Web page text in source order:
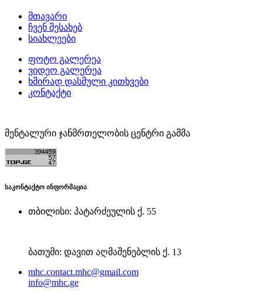
მთავარი
ჩვენ შესახებ
სიახლეები
ფოტო გალერეა
ვიდეო გალერეა
ხშირად დასმული კითხვები
კონტაქტი
მენტალური ჯანმრთელობის ცენტრი გამმა
საკონტაქტო ინფორმაცია
თბილისი: პატარძეულის ქ. 55
ბათუმი: დავით აღმაშენებლის ქ. 13
mhc.contact.mhc@gmail.com
info@mhc.ge